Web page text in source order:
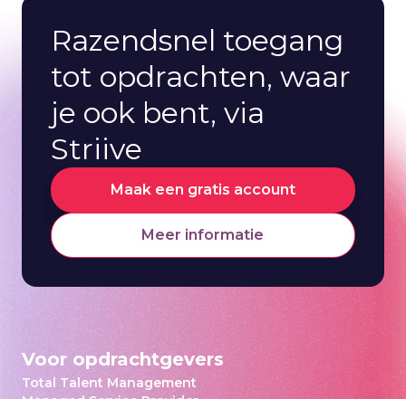
Razendsnel toegang
tot opdrachten, waar
je ook bent, via
Striive
Maak een gratis account
Meer informatie
Voor opdrachtgevers
Total Talent Management